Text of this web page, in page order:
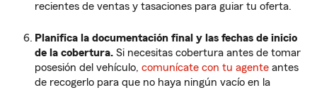
recientes de ventas y tasaciones para guiar tu oferta.
Planifica la documentación final y las fechas de inicio
de la cobertura. Si necesitas cobertura antes de tomar
posesión del vehículo, comunícate con tu agente antes
de recogerlo para que no haya ningún vacío en la